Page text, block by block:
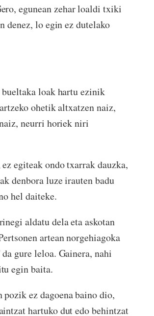
egunean zehar loaldi txiki
lo egin ez dutelako
loak hartu ezinik
ohetik altxatzen naiz,
neurri horiek niri
egiteak ondo txarrak dauzka,
denbora luze irauten badu
hel daiteke.
aldatu dela eta askotan
artean norgehiagoka
gure leloa. Gainera, nahi
egin baita.
ez dagoena baino dio,
hartuko dut edo behintzat